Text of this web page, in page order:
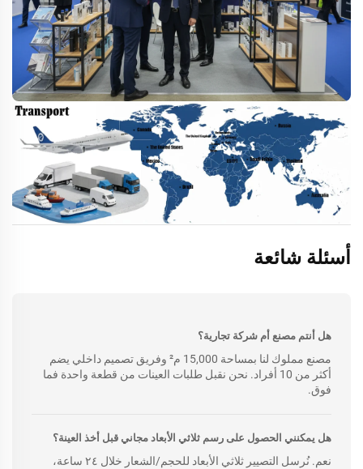
أسئلة شائعة
هل أنتم مصنع أم شركة تجارية؟
مصنع مملوك لنا بمساحة 15,000 م² وفريق تصميم داخلي يضم
أكثر من 10 أفراد. نحن نقبل طلبات العينات من قطعة واحدة فما
فوق.
هل يمكنني الحصول على رسم ثلاثي الأبعاد مجاني قبل أخذ العينة؟
نعم. نُرسل التصيير ثلاثي الأبعاد للحجم/الشعار خلال ٢٤ ساعة،